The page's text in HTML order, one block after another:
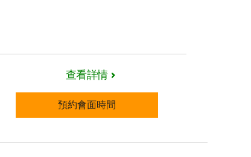
查看詳情
預約會面時間